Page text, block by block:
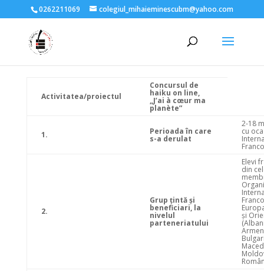
0262211069 colegiul_mihaieminescubm@yahoo.com
Activitatea/proiectul
Concursul de
haiku on line,
„J’ai à cœur ma
planète”
1. Perioada în care
s-a derulat
2-18
cu
2.
Grup ţintă şi
beneficiari, la
nivelul
parteneriatului
Elevi
din
şi